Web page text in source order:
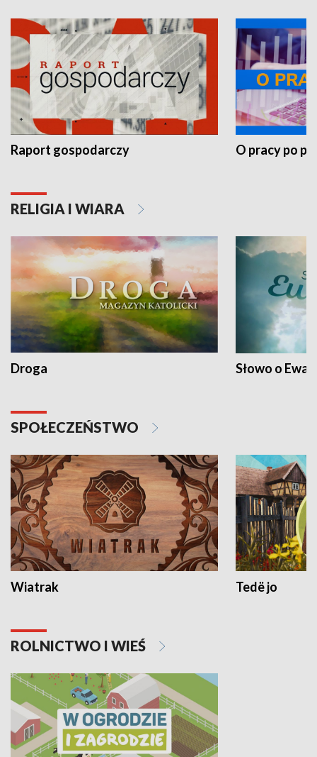
Raport gospodarczy O pracy po
RELIGIA I WIARA
Droga Słowo o
SPOŁECZEŃSTWO
Wiatrak Tedë jo
ROLNICTWO I WIEŚ